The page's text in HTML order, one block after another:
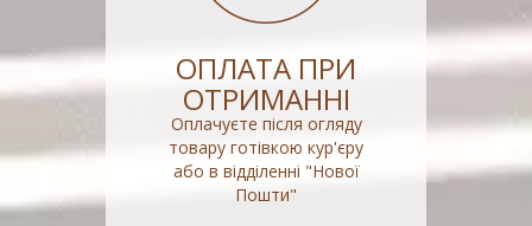
ОПЛАТА ПРИ
ОТРИМАННІ
Оплачуєте після огляду
товару готівкою кур'єру
або в відділенні "Нової
Пошти"